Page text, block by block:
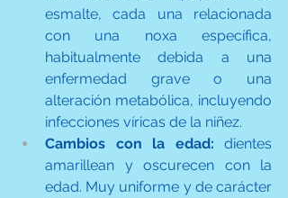
esmalte, cada una relacionada
con una noxa específica,
habitualmente debida a una
enfermedad grave o una
alteración metabólica, incluyendo
infecciones víricas de la niñez.
Cambios con la edad: dientes
amarillean y oscurecen con la
edad. Muy uniforme y de carácter